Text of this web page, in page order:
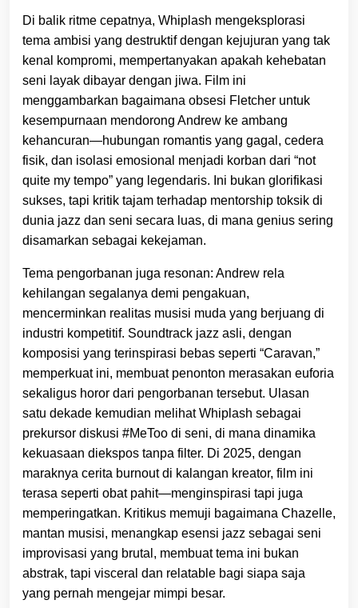
Di balik ritme cepatnya, Whiplash mengeksplorasi
tema ambisi yang destruktif dengan kejujuran yang tak
kenal kompromi, mempertanyakan apakah kehebatan
seni layak dibayar dengan jiwa. Film ini
menggambarkan bagaimana obsesi Fletcher untuk
kesempurnaan mendorong Andrew ke ambang
kehancuran—hubungan romantis yang gagal, cedera
fisik, dan isolasi emosional menjadi korban dari “not
quite my tempo” yang legendaris. Ini bukan glorifikasi
sukses, tapi kritik tajam terhadap mentorship toksik di
dunia jazz dan seni secara luas, di mana genius sering
disamarkan sebagai kekejaman.
Tema pengorbanan juga resonan: Andrew rela
kehilangan segalanya demi pengakuan,
mencerminkan realitas musisi muda yang berjuang di
industri kompetitif. Soundtrack jazz asli, dengan
komposisi yang terinspirasi bebas seperti “Caravan,”
memperkuat ini, membuat penonton merasakan euforia
sekaligus horor dari pengorbanan tersebut. Ulasan
satu dekade kemudian melihat Whiplash sebagai
prekursor diskusi #MeToo di seni, di mana dinamika
kekuasaan diekspos tanpa filter. Di 2025, dengan
maraknya cerita burnout di kalangan kreator, film ini
terasa seperti obat pahit—menginspirasi tapi juga
memperingatkan. Kritikus memuji bagaimana Chazelle,
mantan musisi, menangkap esensi jazz sebagai seni
improvisasi yang brutal, membuat tema ini bukan
abstrak, tapi visceral dan relatable bagi siapa saja
yang pernah mengejar mimpi besar.